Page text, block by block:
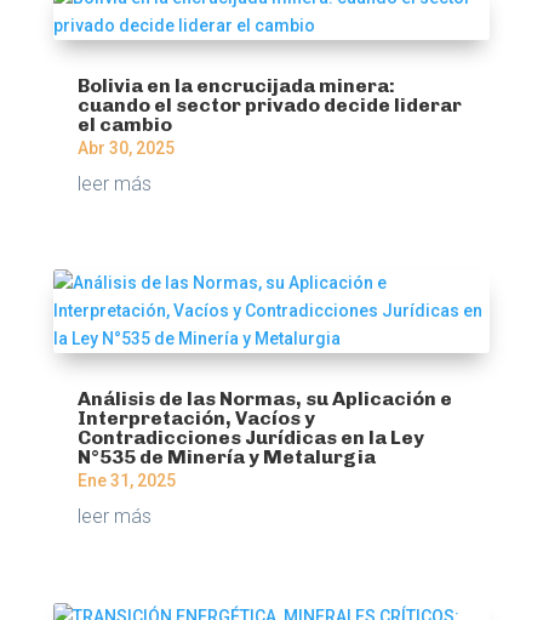
Bolivia en la encrucijada minera:
cuando el sector privado decide liderar
el cambio
Abr 30, 2025
leer más
Análisis de las Normas, su Aplicación e
Interpretación, Vacíos y
Contradicciones Jurídicas en la Ley
N°535 de Minería y Metalurgia
Ene 31, 2025
leer más